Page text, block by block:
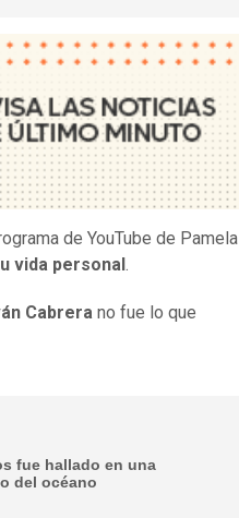
de YouTube de Pamela
vida personal .
Cabrera no fue lo que
fue hallado en una
del océano